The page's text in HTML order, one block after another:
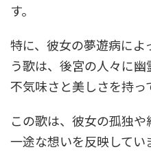
す。
特に、彼女の夢遊病に
う歌は、後宮の人々に
不気味さと美しさを持っ
この歌は、彼女の孤独
一途な想いを反映してい